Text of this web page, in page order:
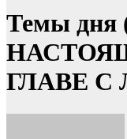
Темы
ГЛАВЕ